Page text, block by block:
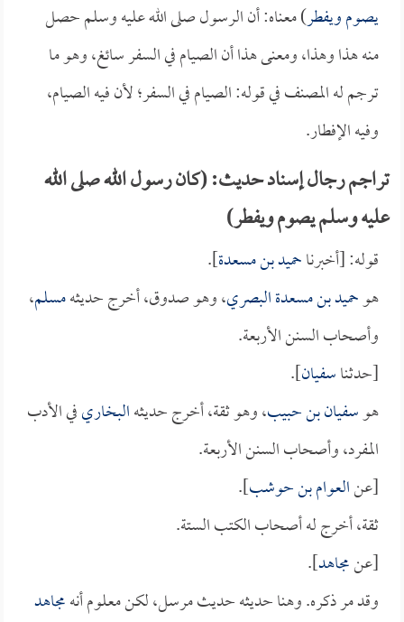
يصوم ويفطر) معناه: أن الرسول صلى الله عليه وسلم حصل
منه هذا وهذا، ومعنى هذا أن الصيام في السفر سائغ، وهو ما
ترجم له المصنف في قوله: الصيام في السفر؛ لأن فيه الصيام،
وفيه الإفطار.
تراجم رجال إسناد حديث: (كان رسول الله صلى الله
عليه وسلم يصوم ويفطر)
قوله: [أخبرناحميد بن مسعدة].
هوحميد بن مسعدة البصري، وهو صدوق، أخرج حديثهمسلم،
وأصحاب السنن الأربعة.
[حدثناسفيان].
هوسفيان بن حبيب، وهو ثقة، أخرج حديثهالبخاريفي الأدب
المفرد، وأصحاب السنن الأربعة.
[عنالعوام بن حوشب].
ثقة، أخرج له أصحاب الكتب الستة.
[عنمجاهد].
وقد مر ذكره. وهنا حديثه حديث مرسل، لكن معلوم أنهمجاهد